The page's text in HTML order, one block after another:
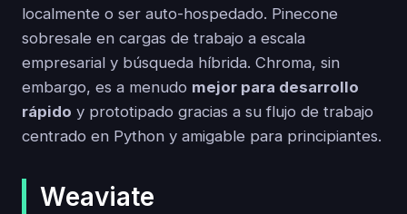
localmente o ser auto-hospedado. Pinecone
sobresale en cargas de trabajo a escala
empresarial y búsqueda híbrida. Chroma, sin
embargo, es a menudo mejor para desarrollo
rápido y prototipado gracias a su flujo de trabajo
centrado en Python y amigable para principiantes.
Weaviate